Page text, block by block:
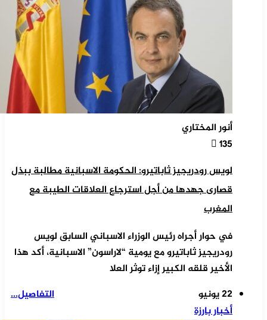
أنور المختاري
135
لويس رودريجيز ثاباتيرو: الحكومة الاسبانية مطالبة ببذل
قصارى جهدها من أجل استرجاع العلاقات الطيبة مع
المغرب
في حوار أجراه رئيس الوزراء الاسباني السابق لويس
رودريجيز ثاباتيرو مع يومية “لاراسون” الاسبانية، أكد هذا
الأخير قلقه الكبير إزاء توثر العلا
التفاصيل...
22 يونيو
أخبار بارزة